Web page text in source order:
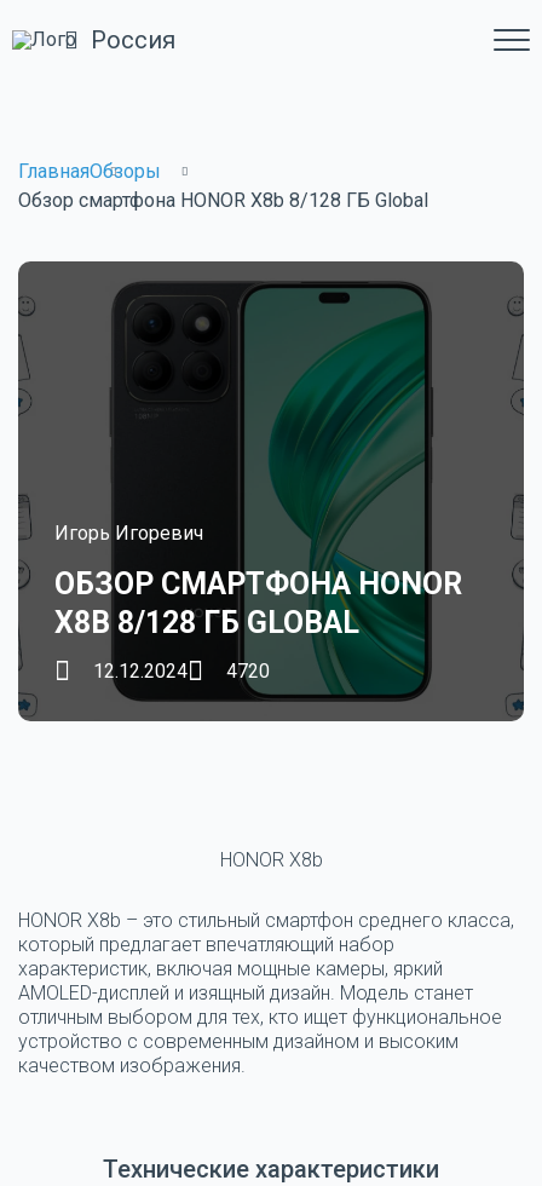
Россия
ГлавнаяОбзоры
Обзор смартфона HONOR X8b 8/128 ГБ Global
Игорь Игоревич
ОБЗОР СМАРТФОНА HONOR
X8B 8/128 ГБ GLOBAL
12.12.2024 4720
HONOR X8b
HONOR X8b – это стильный смартфон среднего класса,
который предлагает впечатляющий набор
характеристик, включая мощные камеры, яркий
AMOLED-дисплей и изящный дизайн. Модель станет
отличным выбором для тех, кто ищет функциональное
устройство с современным дизайном и высоким
качеством изображения.
Технические характеристики